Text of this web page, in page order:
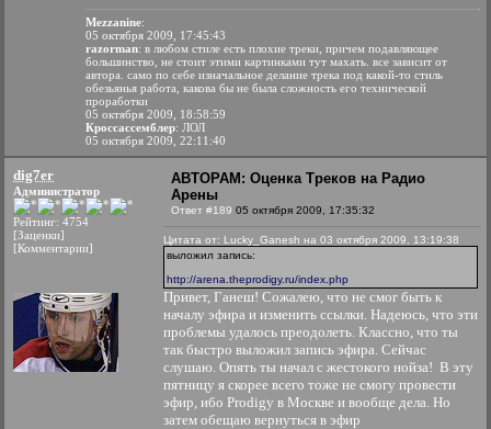
Mezzanine:
05 октября 2009, 17:45:43
razorman: в любом стиле есть плохие треки, причем подавляющее
большинство, не стоит этими картинками тут махать. все зависит от
автора. само по себе изначальное делание трека под какой-то стиль
обезьянья работа, какова бы не была сложность его технической
проработки
05 октября 2009, 18:58:59
Кроссассемблер: ЛОЛ
05 октября 2009, 22:11:40
dig7er
Администратор
Рейтинг: 4754
[Заценки]
[Комментарии]
АВТОРАМ: Оценка Треков на Радио
Арены
Ответ #189 05 октября 2009, 17:35:32
Цитата от: Lucky_Ganesh на 03 октября 2009, 13:19:38
выложил запись:
http://arena.theprodigy.ru/index.php
Привет, Ганеш! Сожалею, что не смог быть к
началу эфира и изменить ссылки. Надеюсь, что эти
проблемы удалось преодолеть. Классно, что ты
так быстро выложил запись эфира. Сейчас
слушаю. Опять ты начал с жестокого нойза! В эту
пятницу я скорее всего тоже не смогу провести
эфир, ибо Prodigy в Москве и вообще дела. Но
затем обещаю вернуться в эфир